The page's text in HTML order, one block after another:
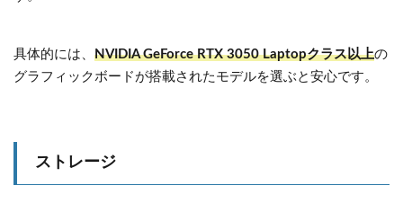
具体的には、 NVIDIA GeForce RTX 3050 Laptopクラス以上の
グラフィックボードが搭載されたモデルを選ぶと安心です。
ストレージ